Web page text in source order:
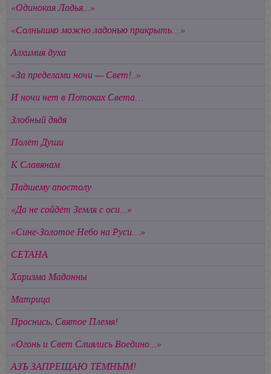
«Одинокая Ладья...»
«Солнышко можно ладонью прикрыть…»
Алхимия духа
«За пределами ночи — Свет!..»
И ночи нет в Потоках Света…
Злобный дядя
Полёт Души
К Славянам
Падшему апостолу
«Да не сойдёт Земля с оси...»
«Сине-Золотое Небо на Руси…»
СЕТАНА
Харизма Мадонны
Матрица
Проснись, Святое Племя!
«Огонь и Свет Слиялись Воедино...»
АЗЪ ЗАПРЕЩАЮ ТЁМНЫМ!